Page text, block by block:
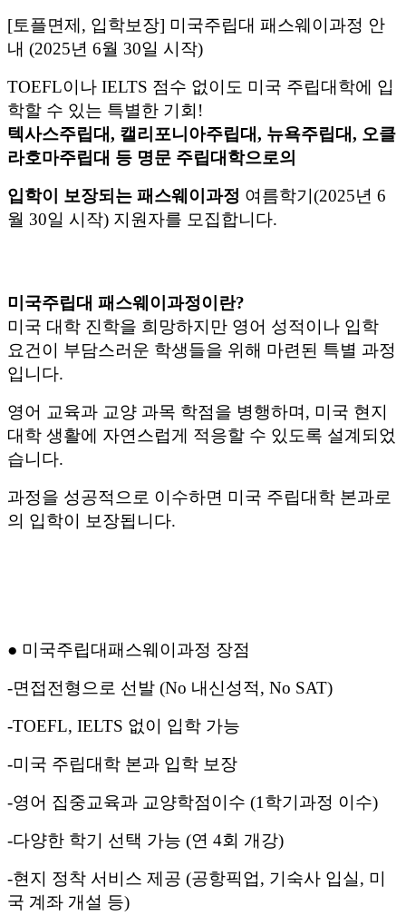
[토플면제 , 입학보장] 미국주립대 패스웨이과정 안
내 (2025년 6월 30일 시작)
TOEFL이나 IELTS 점수 없이도 미국 주립대학에 입
학할 수 있는 특별한 기회 !
텍사스주립대, 캘리포니아주립대, 뉴욕주립대, 오클
라호마주립대 등 명문 주립대학으로의
입학이 보장되는 패스웨이과정 여름학기 (2025년 6
월 30일 시작) 지원자를 모집합니다.
미국주립대 패스웨이과정이란?
미국 대학 진학을 희망하지만 영어 성적이나 입학
요건이 부담스러운 학생들을 위해 마련된 특별 과정
입니다.
영어 교육과 교양 과목 학점을 병행하며 , 미국 현지
대학 생활에 자연스럽게 적응할 수 있도록 설계되었
습니다.
과정을 성공적으로 이수하면 미국 주립대학 본과로
의 입학이 보장됩니다.
● 미국주립대패스웨이과정 장점
-면접전형으로 선발 (No 내신성적, No SAT)
-TOEFL, IELTS 없이 입학 가능
-미국 주립대학 본과 입학 보장
-영어 집중교육과 교양학점이수 (1 학기과정 이수)
-다양한 학기 선택 가능 (연 4회 개강)
-현지 정착 서비스 제공 (공항픽업, 기숙사 입실, 미
국 계좌 개설 등)